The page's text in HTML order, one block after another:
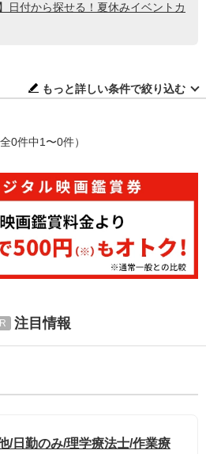
日付から探せる！夏休みイベントカ
もっと詳しい条件で絞り込む
全0件中1〜0件）
注目情報
/日勤のみ/理学療法士/作業療